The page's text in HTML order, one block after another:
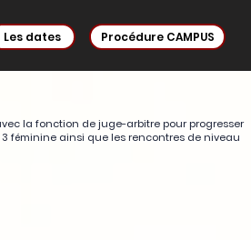
Les dates Procédure CAMPUS
la fonction de juge-arbitre pour progresser
féminine ainsi que les rencontres de niveau